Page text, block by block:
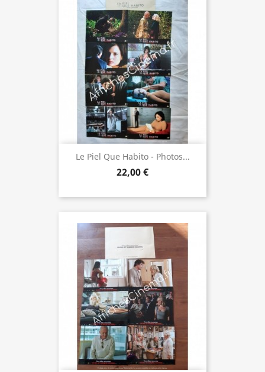
Le Piel Que Habito - Photos...
22,00 €